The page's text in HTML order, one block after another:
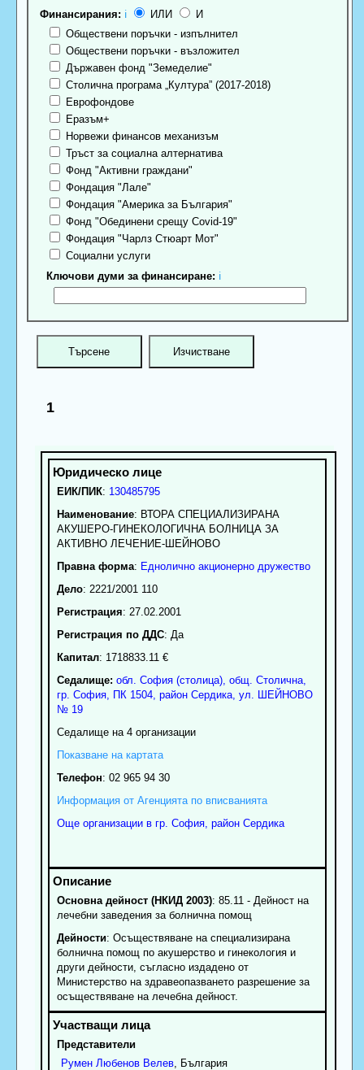
Финансирания: ℹ ИЛИ
И
Обществени поръчки - изпълнител
Обществени поръчки - възложител
Държавен фонд "Земеделие"
Столична програма „Култура” (2017-2018)
Еврофондове
Еразъм+
Норвежи финансов механизъм
Тръст за социална алтернатива
Фонд "Активни граждани"
Фондация "Лале"
Фондация "Америка за България"
Фонд "Обединени срещу Covid-19"
Фондация "Чарлз Стюарт Мот"
Социални услуги
Ключови думи за финансиране: ℹ
1
ЕИК/ПИК: 130485795
Наименование: ВТОРА СПЕЦИАЛИЗИРАНА
АКУШЕРО-ГИНЕКОЛОГИЧНА БОЛНИЦА ЗА
АКТИВНО ЛЕЧЕНИЕ-ШЕЙНОВО
Правна форма: Еднолично акционерно дружество
Дело: 2221/2001 110
Регистрация: 27.02.2001
Регистрация по ДДС: Да
Капитал: 1718833.11 €
Седалище: обл. София (столица), общ. Столична,
гр. София, ПК 1504, район Сердика, ул. ШЕЙНОВО
№ 19
Седалище на 4 организации
Показване на картата
Телефон: 02 965 94 30
Информация от Агенцията по вписванията
Още организации в гр. София, район Сердика
Основна дейност (НКИД 2003): 85.11 - Дейност на
лечебни заведения за болнична помощ
Дейности: Осъществяване на специализирана
болнична помощ по акушерство и гинекология и
други дейности, съгласно издадено от
Министерство на здравеопазването разрешение за
осъществяване на лечебна дейност.
Представители
Румен Любенов Велев, България